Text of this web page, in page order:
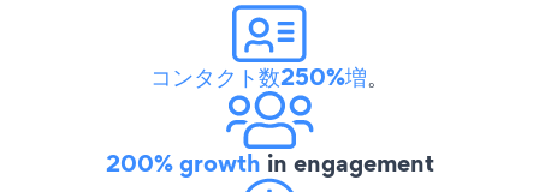
コンタクト数250%増。
200% growth in engagement